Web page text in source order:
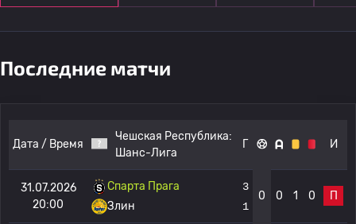
Последние матчи
Дата / Время
Чешская Республика:
Шанс-Лига
Г И
31.07.2026
20:00
Спарта Прага
Злин
3
1
0 0 1 0 П